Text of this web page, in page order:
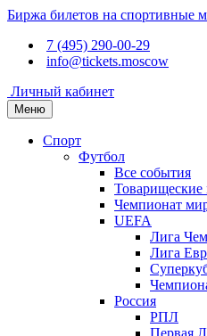
Биржа билетов на спортивные
7 (495) 290-00-29
info@tickets.moscow
Личный кабинет
Меню
Спорт
Футбол
Все события
Товарищеские
Чемпионат
UEFA
Лига
Лига
Россия
РПЛ
Первая